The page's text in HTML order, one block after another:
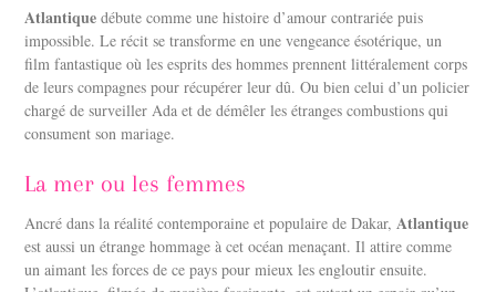
Atlantique débute comme une histoire d’amour contrariée puis
impossible. Le récit se transforme en une vengeance ésotérique, un
film fantastique où les esprits des hommes prennent littéralement corps
de leurs compagnes pour récupérer leur dû. Ou bien celui d’un policier
chargé de surveiller Ada et de démêler les étranges combustions qui
consument son mariage.
La mer ou les femmes
Ancré dans la réalité contemporaine et populaire de Dakar,Atlantique
est aussi un étrange hommage à cet océan menaçant. Il attire comme
un aimant les forces de ce pays pour mieux les engloutir ensuite.